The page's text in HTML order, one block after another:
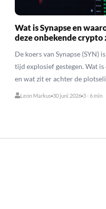
Wat is Synapse en
deze onbekende crypto
De koers van Synapse (SYN)
tijd explosief gestegen. Wat
en wat zit er achter de
Leon Markus 30 juni 2026 3 - 6 min